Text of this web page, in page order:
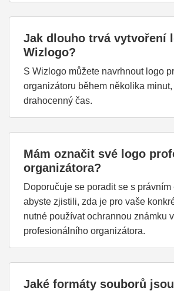
Jak dlouho trvá vytvoření
Wizlogo?
S Wizlogo můžete navrhnout logo
organizátoru během několika
drahocenný čas.
Mám označit své logo
organizátora?
Doporučuje se poradit se s právním
abyste zjistili, zda je pro vaše
nutné používat ochrannou známku
profesionálního organizátora.
Jaké formáty souborů